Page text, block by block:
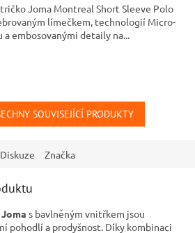
Joma Montreal Short Sleeve Polo
límečkem, technologií Micro-
embosovanými detaily na...
SOUVISEJÍCÍ PRODUKTY
Diskuze Značka
s bavlněným vnitřkem jsou
pohodlí a prodyšnost. Díky kombinaci